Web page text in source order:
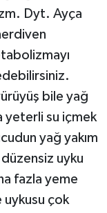
Dyt. Ayça
bile yağ
yeterli su içmek
yağ yakım
uyku
fazla yeme
çok